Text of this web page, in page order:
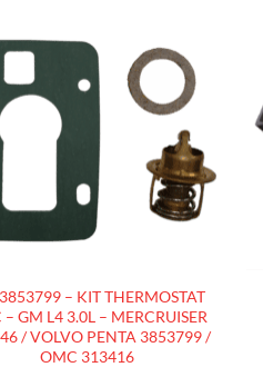
AJOUTER
LISTE
D’ENVIES
– KIT THERMOSTAT
– GM L4 3.0L – MERCRUISER
/ VOLVO PENTA 3853799 /
OMC 313416